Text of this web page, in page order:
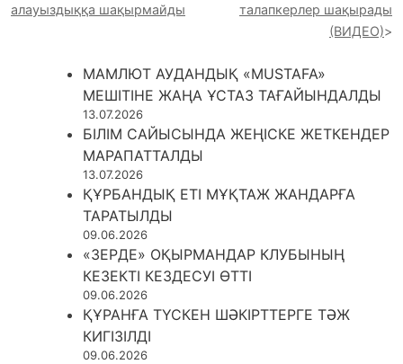
алауыздыққа шақырмайды
талапкерлер шақырады
(ВИДЕО)
МАМЛЮТ АУДАНДЫҚ «MUSTAFA»
МЕШІТІНЕ ЖАҢА ҰСТАЗ ТАҒАЙЫНДАЛДЫ
13.07.2026
БІЛІМ САЙЫСЫНДА ЖЕҢІСКЕ ЖЕТКЕНДЕР
МАРАПАТТАЛДЫ
13.07.2026
ҚҰРБАНДЫҚ ЕТІ МҰҚТАЖ ЖАНДАРҒА
ТАРАТЫЛДЫ
09.06.2026
«ЗЕРДЕ» ОҚЫРМАНДАР КЛУБЫНЫҢ
КЕЗЕКТІ КЕЗДЕСУІ ӨТТІ
09.06.2026
ҚҰРАНҒА ТҮСКЕН ШӘКІРТТЕРГЕ ТӘЖ
КИГІЗІЛДІ
09.06.2026